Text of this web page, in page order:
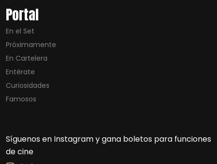
Portal
En el Set
Próximamente
En Cartelera
Entérate
Curiosidades
Famosos
Síguenos en Instagram y gana boletos para funciones
de cine